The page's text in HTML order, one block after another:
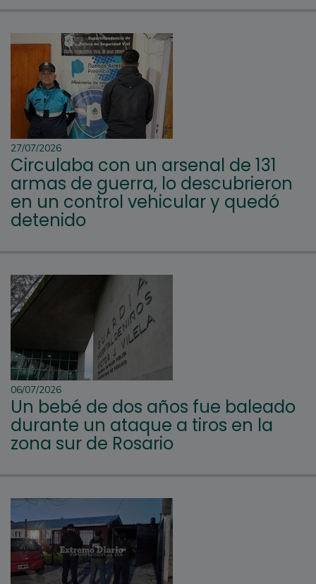
27/07/2026
Circulaba con un arsenal de 131
armas de guerra, lo descubrieron
en un control vehicular y quedó
detenido
06/07/2026
Un bebé de dos años fue baleado
durante un ataque a tiros en la
zona sur de Rosario